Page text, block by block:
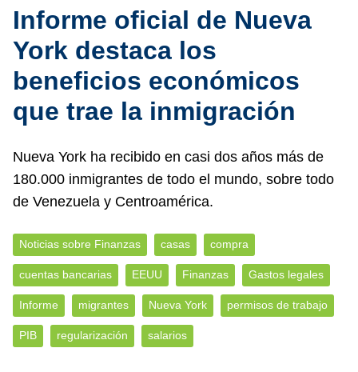
Informe oficial de Nueva
York destaca los
beneficios económicos
que trae la inmigración
Nueva York ha recibido en casi dos años más de
180.000 inmigrantes de todo el mundo, sobre todo
de Venezuela y Centroamérica.
Noticias sobre Finanzas casas compra
cuentas bancarias EEUU Finanzas Gastos legales
Informe migrantes Nueva York permisos de trabajo
PIB regularización salarios